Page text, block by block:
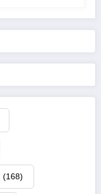
(168)